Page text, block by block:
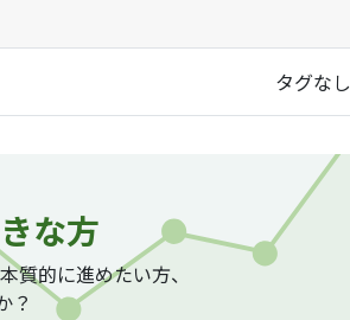
タグなし
な方
質的に進めたい方、
？